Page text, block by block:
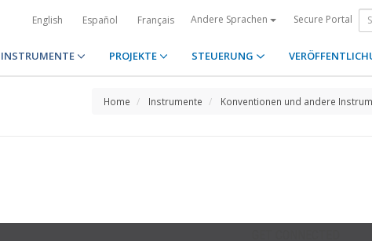
English Español Français Andere Sprachen Secure Portal
INSTRUMENTE PROJEKTE STEUERUNG
Home Instrumente Konventionen und andere